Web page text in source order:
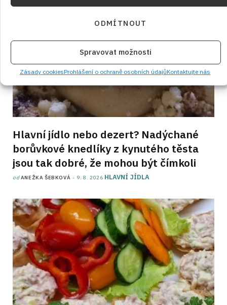
ODMÍTNOUT
Spravovat možnosti
Zásady cookiesProhlášení o ochraně osobních údajůKontaktujte nás
Hlavní jídlo nebo dezert? Nadýchané
borůvkové knedlíky z kynutého těsta
jsou tak dobré, že mohou být čímkoli
odANEŽKA ŠEBKOVÁ 9. 8. 2026 HLAVNÍ JÍDLA